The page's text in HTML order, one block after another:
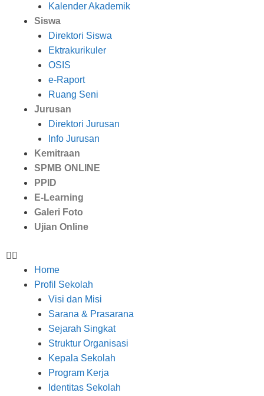
Kalender Akademik
Siswa
Direktori Siswa
Ektrakurikuler
OSIS
e-Raport
Ruang Seni
Jurusan
Direktori Jurusan
Info Jurusan
Kemitraan
SPMB ONLINE
PPID
E-Learning
Galeri Foto
Ujian Online
Home
Profil Sekolah
Visi dan Misi
Sarana & Prasarana
Sejarah Singkat
Struktur Organisasi
Kepala Sekolah
Program Kerja
Identitas Sekolah